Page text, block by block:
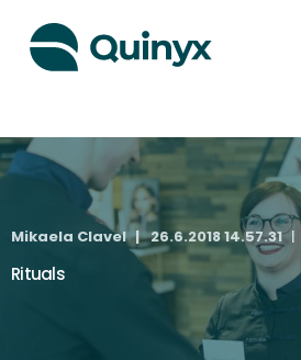
Mikaela Clavel 26.6.2018 14.57.31
Rituals